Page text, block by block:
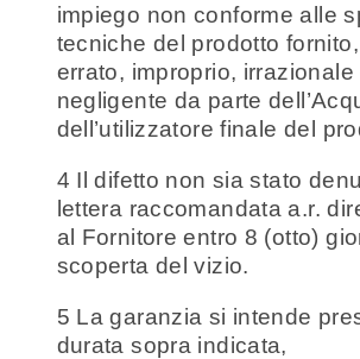
impiego non conforme alle
tecniche del prodotto
errato, improprio, irrazionale
negligente da parte
dell’utilizzatore finale del
4 Il difetto non sia stato
lettera raccomandata a.r.
al Fornitore entro 8 (otto)
scoperta del vizio.
5 La garanzia si intende
durata sopra indicata,